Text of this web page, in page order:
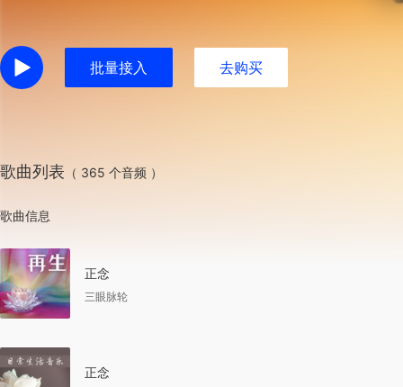
批量接入 去购买
歌曲列表 （ 365 个音频 ）
歌曲信息
正念
三眼脉轮
正念